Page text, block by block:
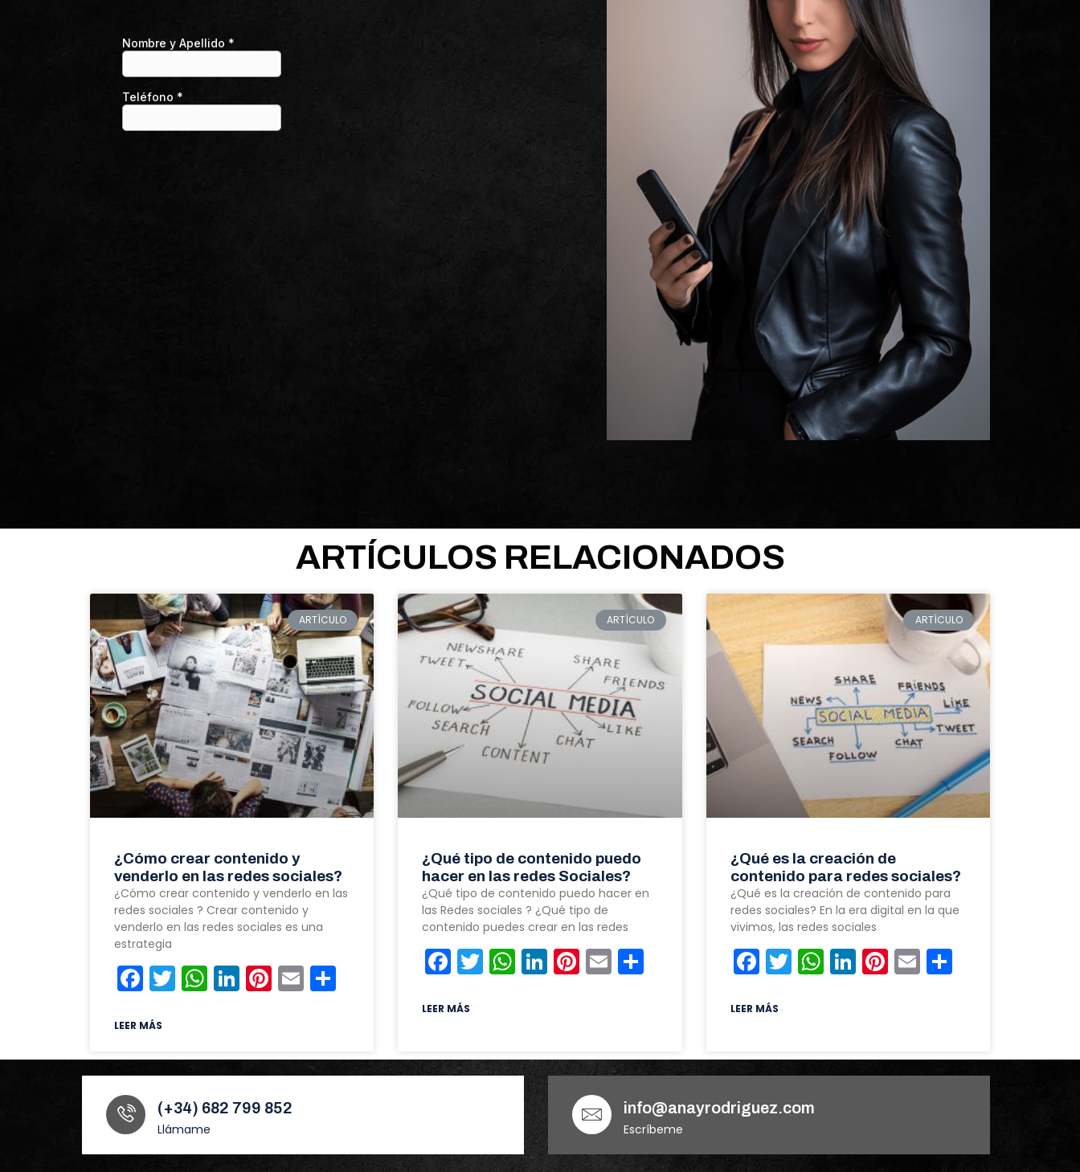
ARTÍCULOS RELACIONADOS
ARTÍCULO
¿Cómo crear contenido y
venderlo en las redes sociales?
¿Cómo crear contenido y venderlo en las
redes sociales ? Crear contenido y
venderlo en las redes sociales es una
estrategia
Facebook
Twitter
WhatsApp
LinkedIn
Pinterest
EmailCompartir
LEER MÁS
ARTÍCULO
¿Qué tipo de contenido puedo
hacer en las redes Sociales?
¿Qué tipo de contenido puedo hacer en
las Redes sociales ? ¿Qué tipo de
contenido puedes crear en las redes
Facebook
Twitter
WhatsApp
LinkedIn
Pinterest
EmailCompartir
LEER MÁS
ARTÍCULO
¿Qué es la creación de
contenido para redes sociales?
¿Qué es la creación de contenido para
redes sociales? En la era digital en la que
vivimos, las redes sociales
Facebook
Twitter
WhatsApp
LinkedIn
Pinterest
Email
LEER MÁS
(+34) 682 799 852
Llámame
info@anayrodriguez.com
Escríbeme